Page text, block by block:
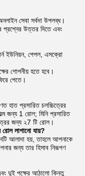
সেবা সর্বদা উপলব্ধ।
প্রশ্নের উত্তর দিতে এবং
ইউনিয়ন, পেপল, এসক্রো
গোপনীয় হতে হবে।
পেতে।
হাত প্রসারিত চলচ্চিত্রের
জন্য 1 রোল; মিনি প্রসারিত
জন্য ২7 টি রোল।
লাগানো যায়?
আলাদা হয়, তাহলে আপনাকে
জন্য তার হিসাব নিরূপণ
দুই পক্ষের আঠালো কিন্তু